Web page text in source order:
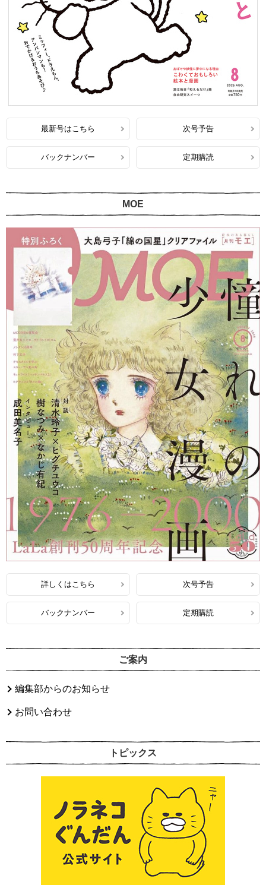
最新号はこちら 次号予告
バックナンバー 定期購読
MOE
詳しくはこちら 次号予告
バックナンバー 定期購読
ご案内
編集部からのお知らせ
お問い合わせ
トピックス